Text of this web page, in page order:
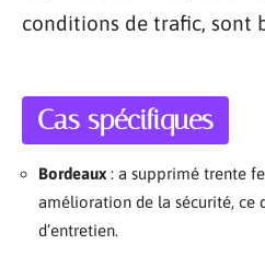
conditions de trafic, sont
Cas spécifiques
Bordeaux : a supprimé trente
amélioration de la sécurité, ce
d’entretien.